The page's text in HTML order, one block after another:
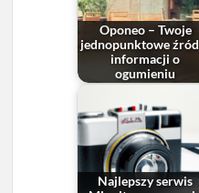
Oponeo – Twoje
jednopunktowe
informacji o
ogumieniu
Najlepszy serwis